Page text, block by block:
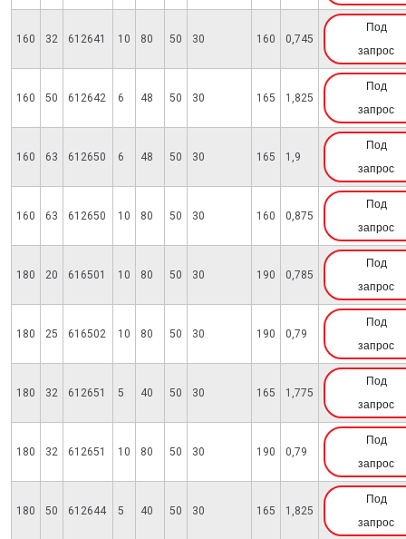
160 32 612641 10 80 50 30 160 0,745
Под
запрос
160 50 612642 6 48 50 30 165 1,825
Под
запрос
160 63 612650 6 48 50 30 165 1,9
Под
запрос
160 63 612650 10 80 50 30 160 0,875
Под
запрос
180 20 616501 10 80 50 30 190 0,785
Под
запрос
180 25 616502 10 80 50 30 190 0,79
Под
запрос
180 32 612651 5 40 50 30 165 1,775
Под
запрос
180 32 612651 10 80 50 30 190 0,79
Под
запрос
180 50 612644 5 40 50 30 165 1,825
Под
запрос